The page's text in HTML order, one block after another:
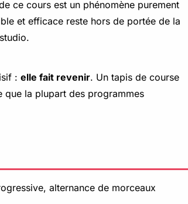
ce cours est un phénomène purement
et efficace reste hors de portée de la
: elle fait revenir. Un tapis de course
que la plupart des programmes
alternance de morceaux